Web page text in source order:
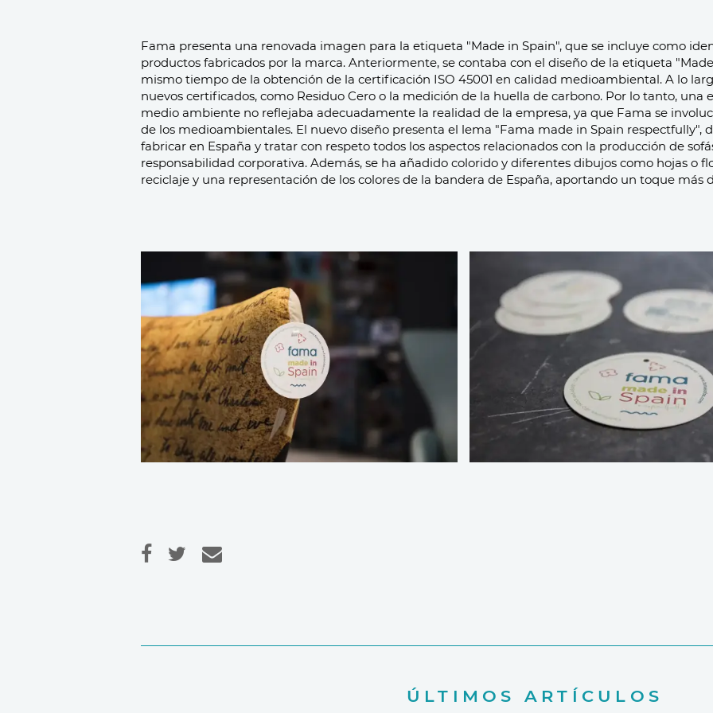
Fama presenta una renovada imagen para la etiqueta "Made in Spain", que se incluye como
productos fabricados por la marca. Anteriormente, se contaba con el diseño de la etiqueta
mismo tiempo de la obtención de la certificación ISO 45001 en calidad medioambiental. A lo
nuevos certificados, como Residuo Cero o la medición de la huella de carbono. Por lo tanto,
medio ambiente no reflejaba adecuadamente la realidad de la empresa, ya que Fama se
de los medioambientales. El nuevo diseño presenta el lema "Fama made in Spain respectfully",
fabricar en España y tratar con respeto todos los aspectos relacionados con la producción de
responsabilidad corporativa. Además, se ha añadido colorido y diferentes dibujos como hojas o
reciclaje y una representación de los colores de la bandera de España, aportando un toque más
ÚLTIMOS ARTÍCULOS